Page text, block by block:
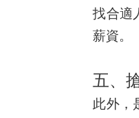
找合適
薪資。
五、
此外，